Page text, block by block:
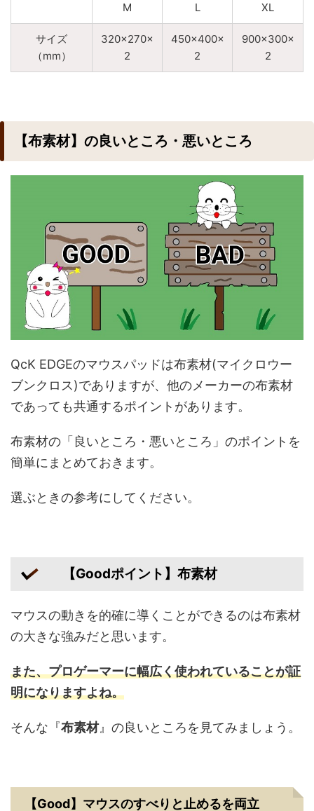
M L XL
サイズ
（mm）
320×270×
2
450×400×
2
900×300×
2
【布素材】の良いところ・悪いところ
QcK EDGEのマウスパッドは布素材(マイクロウー
ブンクロス)でありますが、他のメーカーの布素材
であっても共通するポイントがあります。
布素材の「良いところ・悪いところ」のポイントを
簡単にまとめておきます。
選ぶときの参考にしてください。
【Goodポイント】布素材
マウスの動きを的確に導くことができるのは布素材
の大きな強みだと思います。
また、プロゲーマーに幅広く使われていることが証
明になりますよね。
そんな『布素材』の良いところを見てみましょう。
【Good】マウスのすべりと止めるを両立